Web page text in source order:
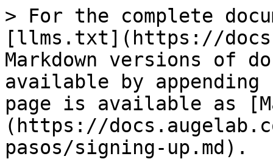
> For the complete
[llms.txt](https://
Markdown versions of
available by
page is available as
(https://
pasos/signing-up.md).